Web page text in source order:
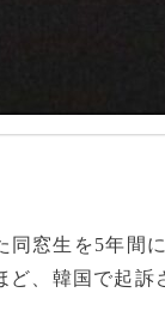
窓生を5年間
、韓国で起訴